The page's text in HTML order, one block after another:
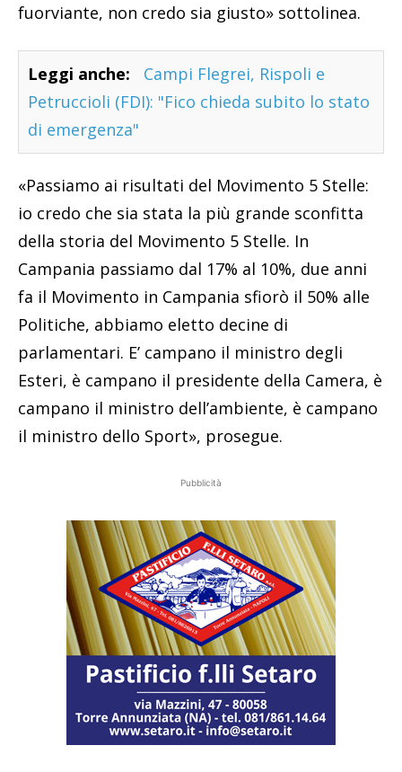
fuorviante, non credo sia giusto» sottolinea.
Leggi anche:
Campi Flegrei, Rispoli e
Petruccioli (FDI): "Fico chieda subito lo stato
di emergenza"
«Passiamo ai risultati del Movimento 5 Stelle:
io credo che sia stata la più grande sconfitta
della storia del Movimento 5 Stelle. In
Campania passiamo dal 17% al 10%, due anni
fa il Movimento in Campania sfiorò il 50% alle
Politiche, abbiamo eletto decine di
parlamentari. E’ campano il ministro degli
Esteri, è campano il presidente della Camera, è
campano il ministro dell’ambiente, è campano
il ministro dello Sport», prosegue.
Pubblicità